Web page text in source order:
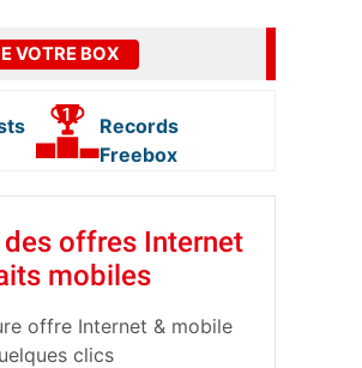
VOTRE BOX
Records
Freebox
offres Internet
mobiles
offre Internet & mobile
clics